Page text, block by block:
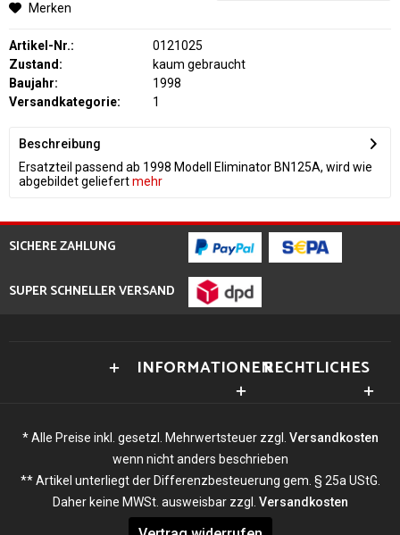
Merken
Artikel-Nr.:
0121025
Zustand:
kaum gebraucht
Baujahr:
1998
Versandkategorie:
1
Beschreibung
Ersatzteil passend ab 1998 Modell Eliminator BN125A, wird wie
abgebildet geliefertmehr
SICHERE ZAHLUNG
SUPER SCHNELLER VERSAND
INFORMATIONENRECHTLICHES
* Alle Preise inkl. gesetzl. Mehrwertsteuer zzgl. Versandkosten
wenn nicht anders beschrieben
** Artikel unterliegt der Differenzbesteuerung gem. § 25a UStG.
Daher keine MWSt. ausweisbar zzgl. Versandkosten